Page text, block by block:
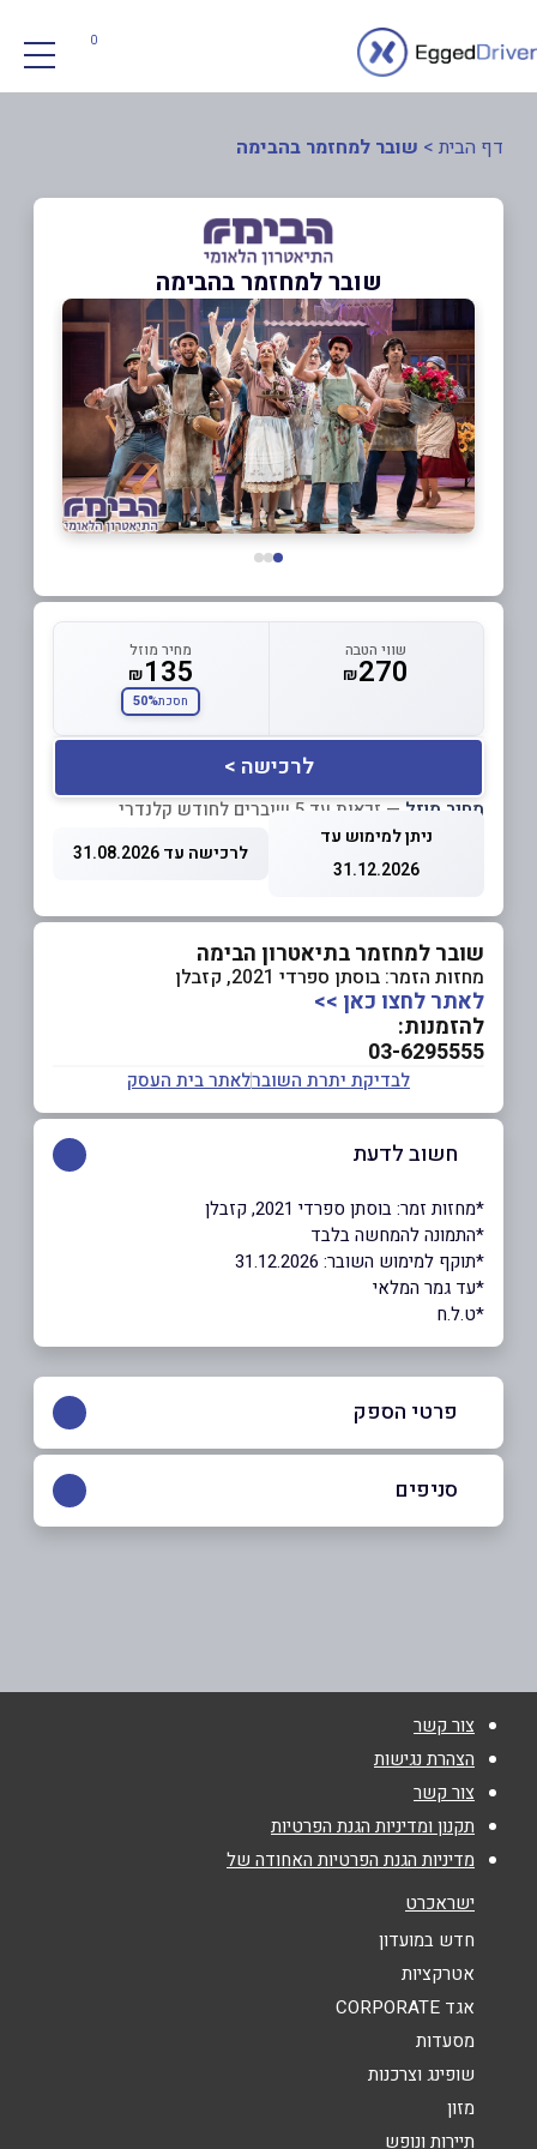
0
דף הבית > שובר למחזמר בהבימה
שובר למחזמר בהבימה
שווי הטבה
₪270
מחיר מוזל
₪135
חסכת50%
לרכישה >
מחיר מוזל — זכאות עד 5 שוברים לחודש קלנדרי
ניתן למימוש עד
31.12.2026
לרכישה עד 31.08.2026
שובר למחזמר בתיאטרון הבימה
מחזות הזמר: בוסתן ספרדי 2021, קזבלן
לאתר לחצו כאן >>
להזמנות:
03-6295555
לבדיקת יתרת השוברלאתר בית העסק
חשוב לדעת
*מחזות זמר: בוסתן ספרדי 2021, קזבלן
*התמונה להמחשה בלבד
*תוקף למימוש השובר: 31.12.2026
*עד גמר המלאי
*ט.ל.ח
פרטי הספק
באתר
טלפון*
אימייל
אנא חזרו אלי בקשר ל...
הודעה
סניפים
צור קשר
הצהרת נגישות
צור קשר
תקנון ומדיניות הגנת הפרטיות
מדיניות הגנת הפרטיות האחודה של
ישראכרט
חדש במועדון
אטרקציות
אגד CORPORATE
מסעדות
שופינג וצרכנות
מזון
תיירות ונופש